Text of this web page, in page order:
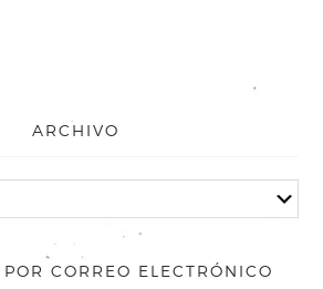
ARCHIVO
CORREO ELECTRÓNICO